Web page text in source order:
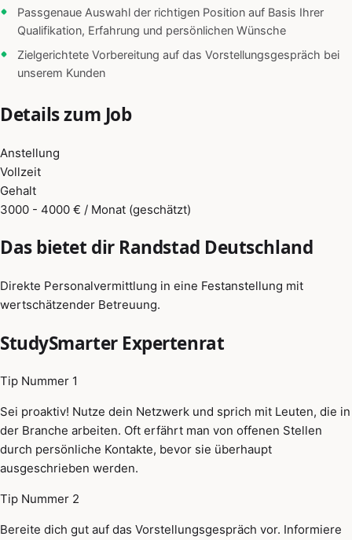
Passgenaue Auswahl der richtigen Position auf Basis Ihrer
Qualifikation, Erfahrung und persönlichen Wünsche
Zielgerichtete Vorbereitung auf das Vorstellungsgespräch bei
unserem Kunden
Details zum Job
Anstellung
Vollzeit
Gehalt
3000 - 4000 € / Monat (geschätzt)
Das bietet dir Randstad Deutschland
Direkte Personalvermittlung in eine Festanstellung mit
wertschätzender Betreuung.
StudySmarter Expertenrat
Tip Nummer 1
Sei proaktiv! Nutze dein Netzwerk und sprich mit Leuten, die in
der Branche arbeiten. Oft erfährt man von offenen Stellen
durch persönliche Kontakte, bevor sie überhaupt
ausgeschrieben werden.
Tip Nummer 2
Bereite dich gut auf das Vorstellungsgespräch vor. Informiere